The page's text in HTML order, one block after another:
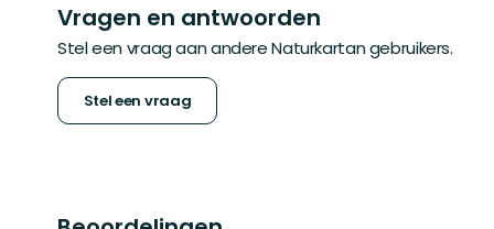
Vragen en antwoorden
Stel een vraag aan andere Naturkartan gebruikers.
Stel een vraag